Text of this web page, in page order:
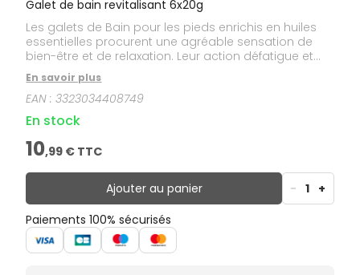
Galet de bain revitalisant 6x20g
Les galets de Bain pour les pieds enrichis en huiles
essentielles procurent une agréable sensation de
bien-être et de relaxation. Leur action défatigue et
stimule la microcirculation de la voûte plantaire.
Action instantanée; dès le premier bain, les pieds
sont rafraîchis et délassés.
En savoir plus
EAN :3323034408749
En stock
10,99 € TTC
Ajouter au panier - 1 +
Paiements 100% sécurisés